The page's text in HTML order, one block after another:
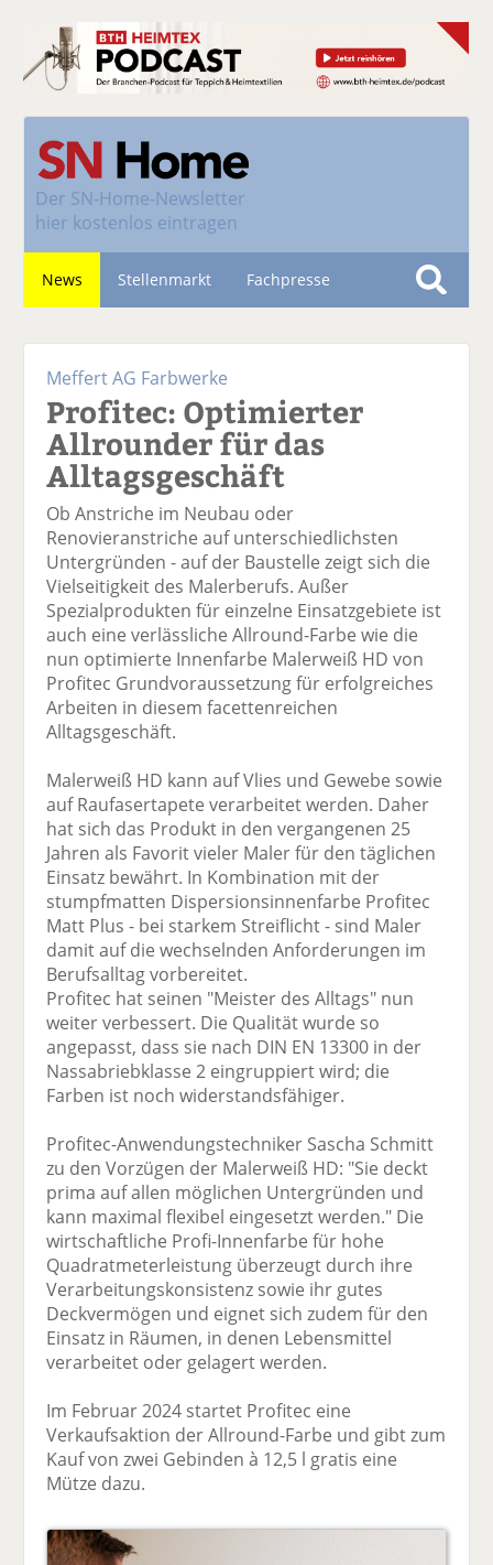
Der SN-Home-Newsletter
hier kostenlos eintragen
News Stellenmarkt Fachpresse
S
Meffert AG Farbwerke
Profitec: Optimierter
Allrounder für das
Alltagsgeschäft
Ob Anstriche im Neubau oder
Renovieranstriche auf unterschiedlichsten
Untergründen - auf der Baustelle zeigt sich die
Vielseitigkeit des Malerberufs. Außer
Spezialprodukten für einzelne Einsatzgebiete ist
auch eine verlässliche Allround-Farbe wie die
nun optimierte Innenfarbe Malerweiß HD von
Profitec Grundvoraussetzung für erfolgreiches
Arbeiten in diesem facettenreichen
Alltagsgeschäft.
Malerweiß HD kann auf Vlies und Gewebe sowie
auf Raufasertapete verarbeitet werden. Daher
hat sich das Produkt in den vergangenen 25
Jahren als Favorit vieler Maler für den täglichen
Einsatz bewährt. In Kombination mit der
stumpfmatten Dispersionsinnenfarbe Profitec
Matt Plus - bei starkem Streiflicht - sind Maler
damit auf die wechselnden Anforderungen im
Berufsalltag vorbereitet.
Profitec hat seinen "Meister des Alltags" nun
weiter verbessert. Die Qualität wurde so
angepasst, dass sie nach DIN EN 13300 in der
Nassabriebklasse 2 eingruppiert wird; die
Farben ist noch widerstandsfähiger.
Profitec-Anwendungstechniker Sascha Schmitt
zu den Vorzügen der Malerweiß HD: "Sie deckt
prima auf allen möglichen Untergründen und
kann maximal flexibel eingesetzt werden." Die
wirtschaftliche Profi-Innenfarbe für hohe
Quadratmeterleistung überzeugt durch ihre
Verarbeitungskonsistenz sowie ihr gutes
Deckvermögen und eignet sich zudem für den
Einsatz in Räumen, in denen Lebensmittel
verarbeitet oder gelagert werden.
Im Februar 2024 startet Profitec eine
Verkaufsaktion der Allround-Farbe und gibt zum
Kauf von zwei Gebinden à 12,5 l gratis eine
Mütze dazu.